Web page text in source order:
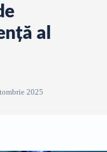
al
2025